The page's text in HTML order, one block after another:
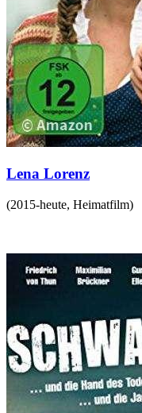
Lena Lorenz
(2015-heute, Heimatfilm)